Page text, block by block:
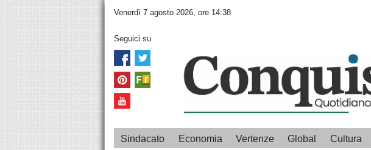
Venerdì 7 agosto 2026, ore 14:38
Seguici su
Sindacato Economia Vertenze Global Cultura